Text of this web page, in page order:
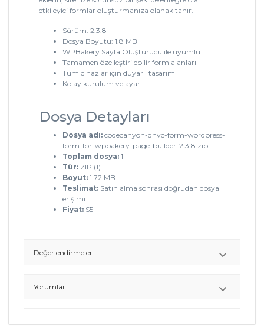
etkileyici formlar oluşturmanıza olanak tanır.
Sürüm: 2.3.8
Dosya Boyutu: 1.8 MB
WPBakery Sayfa Oluşturucu ile uyumlu
Tamamen özelleştirilebilir form alanları
Tüm cihazlar için duyarlı tasarım
Kolay kurulum ve ayar
Dosya Detayları
Dosya adı: codecanyon-dhvc-form-wordpress-
form-for-wpbakery-page-builder-2.3.8.zip
Toplam dosya: 1
Tür: ZIP (1)
Boyut: 1.72 MB
Teslimat: Satın alma sonrası doğrudan dosya
erişimi
Fiyat: $5
Değerlendirmeler
Yorumlar